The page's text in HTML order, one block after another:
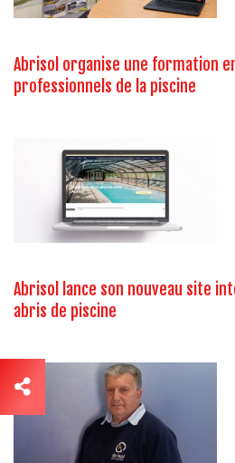
Abrisol organise une formation
professionnels de la piscine
Abrisol lance son nouveau site
abris de piscine